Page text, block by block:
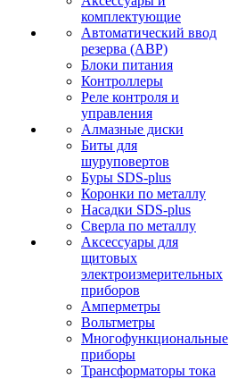
комплектующие
Автоматический ввод
резерва (АВР)
Блоки питания
Контроллеры
Реле контроля и
управления
Алмазные диски
Биты для
шуруповертов
Буры SDS-plus
Коронки по металлу
Насадки SDS-plus
Сверла по металлу
Аксессуары для
щитовых
электроизмерительных
приборов
Амперметры
Вольтметры
Многофункциональные
приборы
Трансформаторы тока